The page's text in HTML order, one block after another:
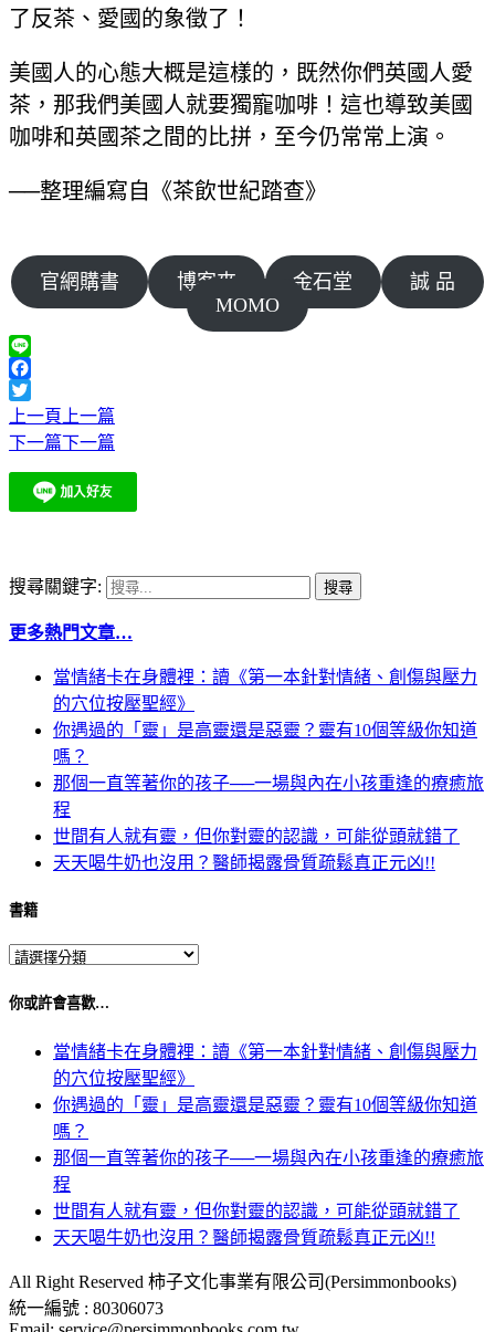
了反茶、愛國的象徵了！
美國人的心態大概是這樣的，既然你們英國人愛
茶，那我們美國人就要獨寵咖啡！這也導致美國
咖啡和英國茶之間的比拼，至今仍常常上演。
──整理編寫自《茶飲世紀踏查》
官網購書 博客來 金石堂
誠 品
MOMO
Line
Facebook
Twitter
上一頁 上一篇
下一篇下一篇
搜尋關鍵字:
更多熱門文章…
當情緒卡在身體裡：讀《第一本針對情緒、創傷與壓力
的穴位按壓聖經》
你遇過的「靈」是高靈還是惡靈？靈有10個等級你知道
嗎？
那個一直等著你的孩子──一場與內在小孩重逢的療癒旅
程
世間有人就有靈，但你對靈的認識，可能從頭就錯了
天天喝牛奶也沒用？醫師揭露骨質疏鬆真正元凶!!
書籍
你或許會喜歡…
當情緒卡在身體裡：讀《第一本針對情緒、創傷與壓力
的穴位按壓聖經》
你遇過的「靈」是高靈還是惡靈？靈有10個等級你知道
嗎？
那個一直等著你的孩子──一場與內在小孩重逢的療癒旅
程
世間有人就有靈，但你對靈的認識，可能從頭就錯了
天天喝牛奶也沒用？醫師揭露骨質疏鬆真正元凶!!
All Right Reserved 柿子文化事業有限公司(Persimmonbooks)
統一編號 : 80306073